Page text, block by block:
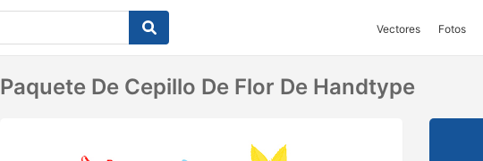
Vectores Fotos
Paquete De Cepillo De Flor De Handtype